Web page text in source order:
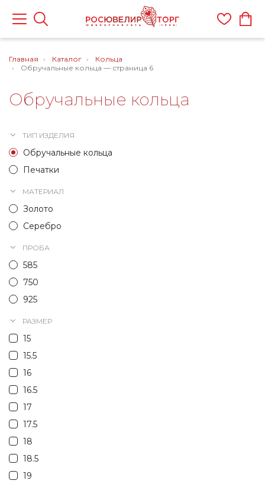
Главная Каталог
Кольца
Обручальные кольца — страница 6
Обручальные кольца
ТИП ИЗДЕЛИЯ
Обручальные кольца
Печатки
МАТЕРИАЛ
Золото
Серебро
ПРОБА
585
750
925
РАЗМЕР
15
15.5
16
16.5
17
17.5
18
18.5
19